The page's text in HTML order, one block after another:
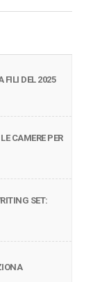
FILI DEL 2025
CAMERE PER
SET: